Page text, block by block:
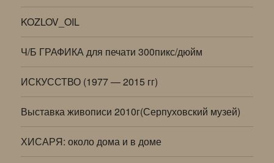
KOZLOV_OIL
Ч/Б ГРАФИКА для печати 300пикс/дюйм
ИСКУССТВО (1977 — 2015 гг)
Выставка живописи 2010г(Серпуховский музей)
ХИСАРЯ: около дома и в доме